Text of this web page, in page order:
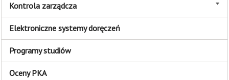
Kontrola zarządcza
Elektroniczne systemy doręczeń
Programy studiów
Oceny PKA